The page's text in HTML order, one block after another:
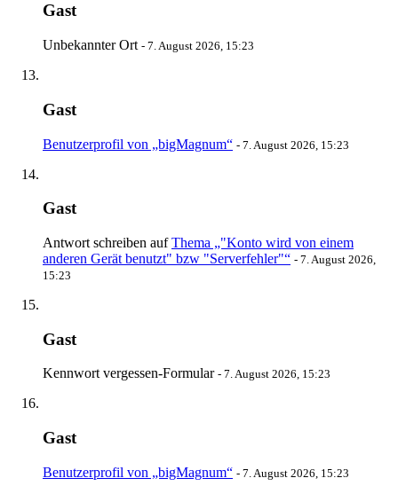
Gast
Unbekannter Ort - 7. August 2026, 15:23
Gast
Benutzerprofil von „bigMagnum“ - 7. August 2026, 15:23
Gast
Antwort schreiben aufThema „"Konto wird von einem
anderen Gerät benutzt" bzw "Serverfehler"“ - 7. August 2026,
15:23
Gast
Kennwort vergessen-Formular - 7. August 2026, 15:23
Gast
Benutzerprofil von „bigMagnum“ - 7. August 2026, 15:23